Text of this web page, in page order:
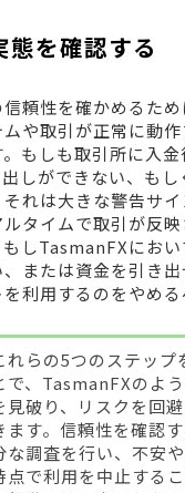
を確認する
頼性を確かめるた
や取引が正常に動
もしも取引所に入
しができない、も
れは大きな警告サ
タイムで取引が反
しTasmanFXにお
または資金を引き出
利用するのをやめる
れらの5つのステップ
で、TasmanFXのよ
見破り、リスクを回
ます。信頼性を確認
な調査を行い、不安
点で利用を中止する